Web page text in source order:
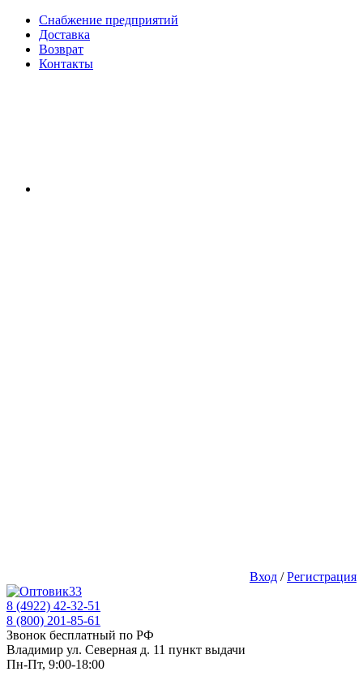
Снабжение предприятий
Доставка
Возврат
Контакты
Вход /Регистрация
8 (4922) 42-32-51
8 (800) 201-85-61
Звонок бесплатный по РФ
Владимир ул. Северная д. 11 пункт выдачи
Пн-Пт, 9:00-18:00